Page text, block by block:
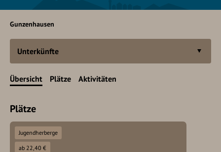
Gunzenhausen
Unterkünfte
Übersicht Plätze Aktivitäten
Plätze
Jugendherberge
ab 22,40 €